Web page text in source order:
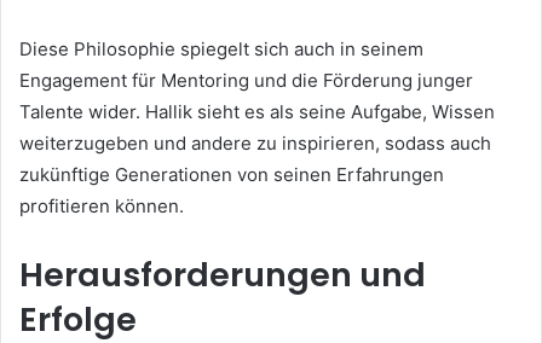
Diese Philosophie spiegelt sich auch in seinem
Engagement für Mentoring und die Förderung junger
Talente wider. Hallik sieht es als seine Aufgabe, Wissen
weiterzugeben und andere zu inspirieren, sodass auch
zukünftige Generationen von seinen Erfahrungen
profitieren können.
Herausforderungen und
Erfolge